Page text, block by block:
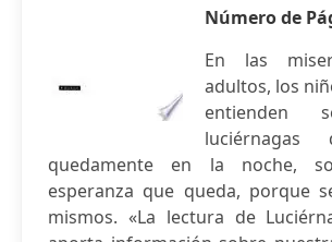
Número de
En las
adultos, los
entienden
luciérnagas
quedamente en la noche,
esperanza que queda, porque
mismos. «La lectura de